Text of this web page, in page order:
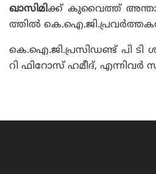
ഖാസിമിക്ക് കുവൈത്ത്
ത്തിൽ
കെ.ഐ.ജി.പ്രസിഡണ്ട് പി ടി
റി ഫിറോസ് ഹമീദ്, എന്നിവർ